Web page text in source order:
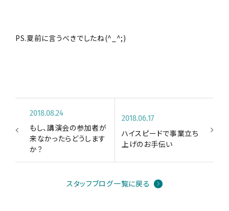
PS.夏前に言うべきでしたね(^_^;)
2018.08.24
もし、講演会の参加者が
来なかったらどうします
か？
2018.06.17
ハイスピードで事業立ち
上げのお手伝い
スタッフブログ一覧に戻る